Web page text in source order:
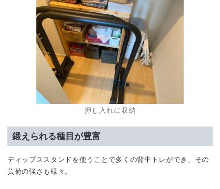
押し入れに収納
鍛えられる種目が豊富
ディップススタンドを使うことで多くの背中トレができ、その
負荷の強さも様々。